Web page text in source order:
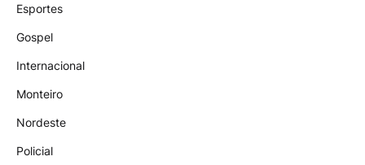
Esportes
Gospel
Internacional
Monteiro
Nordeste
Policial